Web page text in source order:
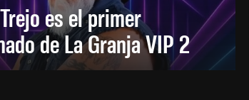
es el primer
de La Granja VIP 2